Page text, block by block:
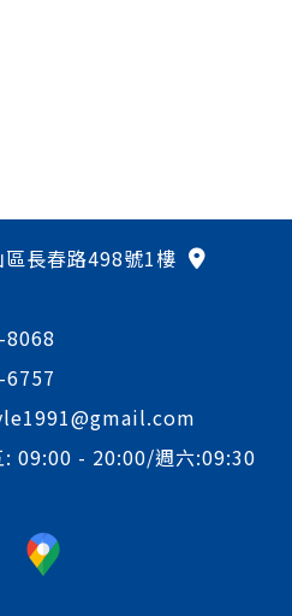
區長春路498號1樓
: 09:00 - 20:00/週六:09:30